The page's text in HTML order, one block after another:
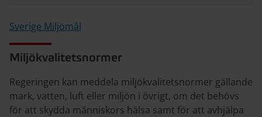
Sverige Miljömål
Miljökvalitetsnormer
Regeringen kan meddela miljökvalitetsnormer gällande
mark, vatten, luft eller miljön i övrigt, om det behövs
för att skydda människors hälsa samt för att avhjälpa